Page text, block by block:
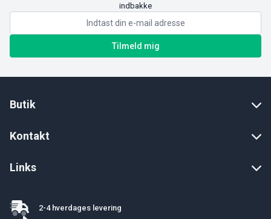
indbakke
Tilmeld mig
Butik
Kontakt
Links
2-4 hverdages levering